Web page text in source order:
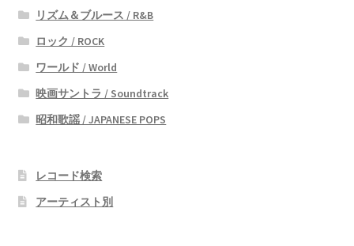
リズム＆ブルース / R&B
ロック / ROCK
ワールド / World
映画サントラ / Soundtrack
昭和歌謡 / JAPANESE POPS
レコード検索
アーティスト別